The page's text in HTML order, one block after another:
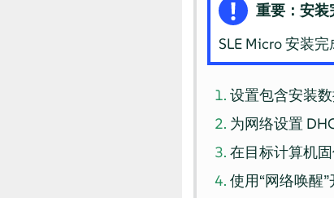
重要：安装
SLE Micro 安装
设置包含安装数
为网络设置
在目标计算机固
使用“网络唤醒